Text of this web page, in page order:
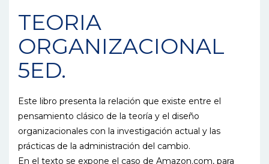
TEORIA
ORGANIZACIONAL
5ED.
Este libro presenta la relación que existe entre el
pensamiento clásico de la teoría y el diseño
organizacionales con la investigación actual y las
prácticas de la administración del cambio.
En el texto se expone el caso de Amazon.com, para